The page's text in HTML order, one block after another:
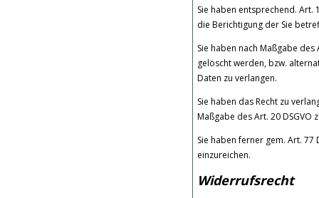
Sie haben entsprechend. Art.
die Berichtigung der Sie
Sie haben nach Maßgabe
gelöscht werden, bzw.
Daten zu verlangen.
Sie haben das Recht zu
Maßgabe des Art. 20
Sie haben ferner gem. Art.
einzureichen.
Widerrufsrecht